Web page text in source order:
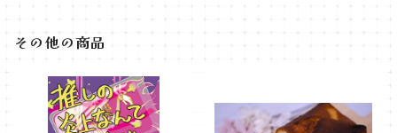
その他の商品